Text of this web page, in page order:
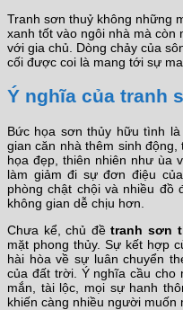
Tranh sơn thuỷ không những
xanh tốt vào ngôi nhà mà còn
với gia chủ. Dòng chảy của
cối được coi là mang tới sự
Ý nghĩa của tranh
Bức họa sơn thủy hữu tình
gian căn nhà thêm sinh
họa đẹp, thiên nhiên như ùa
làm giảm đi sự đơn điệu
phòng chật chội và nhiều đồ
không gian dễ chịu hơn.
Chưa kể, chủ đềtranh sơn
mặt phong thủy. Sự kết hợp
hài hòa về sự luân chuyển
của đất trời. Ý nghĩa cầu cho
mắn, tài lộc, mọi sự hanh
khiến càng nhiều người muốn